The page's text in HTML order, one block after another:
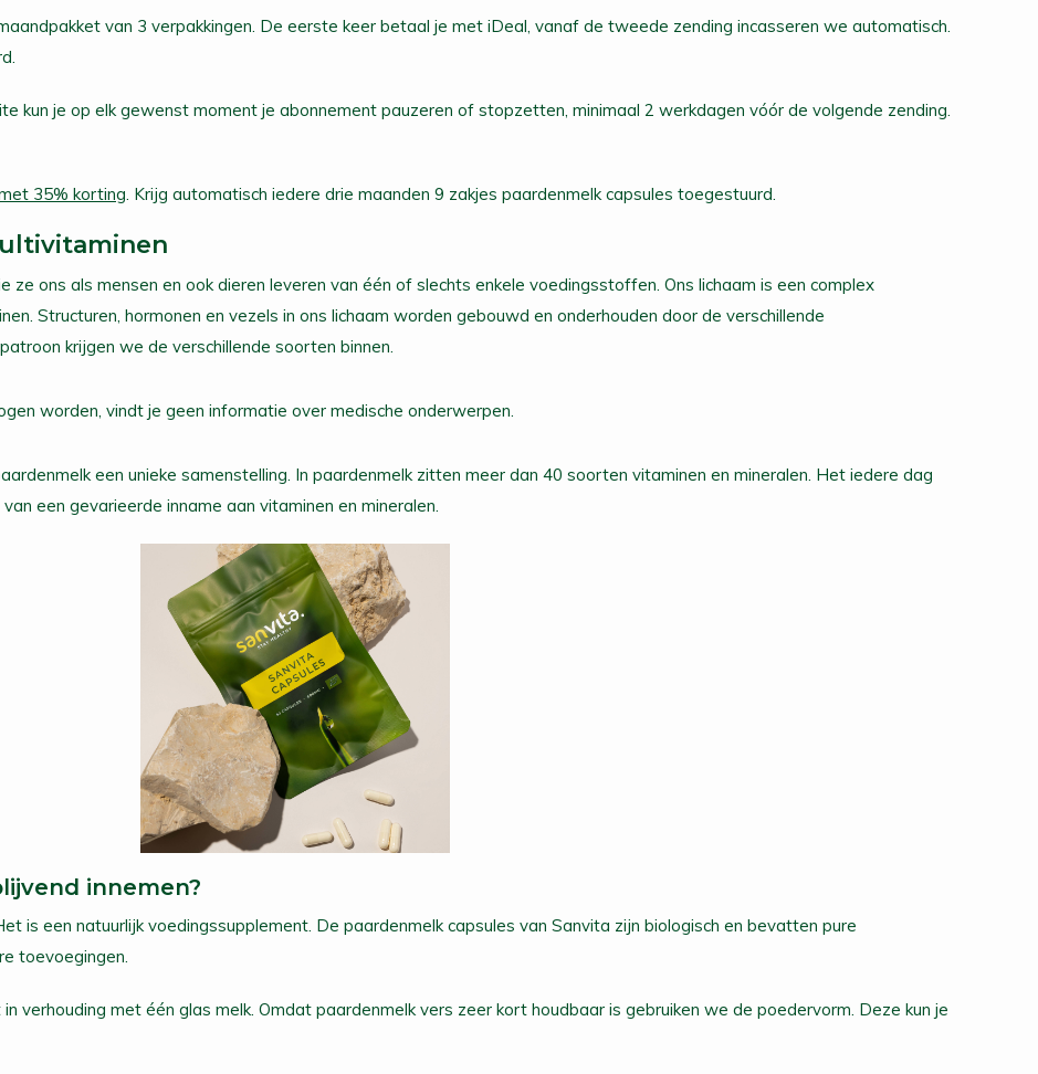
van 3 verpakkingen. De eerste keer betaal je met iDeal, vanaf de tweede zending incasseren we automatisch.
kun je op elk gewenst moment je abonnement pauzeren of stopzetten, minimaal 2 werkdagen vóór de volgende zending.
35% korting. Krijg automatisch iedere drie maanden 9 zakjes paardenmelk capsules toegestuurd.
ze ons als mensen en ook dieren leveren van één of slechts enkele voedingsstoffen. Ons lichaam is een complex
Structuren, hormonen en vezels in ons lichaam worden gebouwd en onderhouden door de verschillende
krijgen we de verschillende soorten binnen.
worden, vindt je geen informatie over medische onderwerpen.
een unieke samenstelling. In paardenmelk zitten meer dan 40 soorten vitaminen en mineralen. Het iedere dag
een gevarieerde inname aan vitaminen en mineralen.
innemen?
is een natuurlijk voedingssupplement. De paardenmelk capsules van Sanvita zijn biologisch en bevatten pure
toevoegingen.
verhouding met één glas melk. Omdat paardenmelk vers zeer kort houdbaar is gebruiken we de poedervorm. Deze kun je